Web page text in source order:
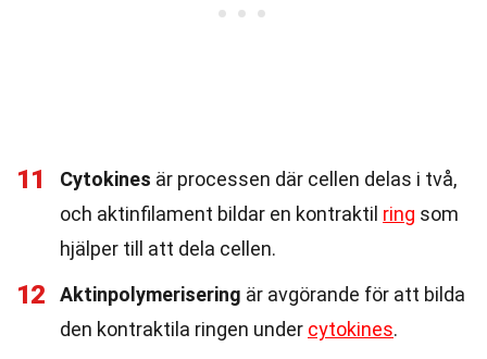
11 Cytokines är processen där cellen delas i två,
och aktinfilament bildar en kontraktil ring som
hjälper till att dela cellen.
12 Aktinpolymerisering är avgörande för att bilda
den kontraktila ringen under cytokines.